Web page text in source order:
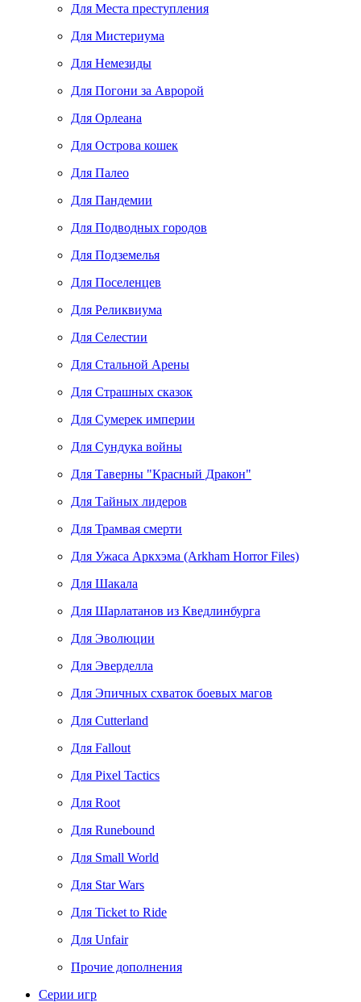
Для Места преступления
Для Мистериума
Для Немезиды
Для Погони за Авророй
Для Орлеана
Для Острова кошек
Для Палео
Для Пандемии
Для Подводных городов
Для Подземелья
Для Поселенцев
Для Реликвиума
Для Селестии
Для Стальной Арены
Для Страшных сказок
Для Сумерек империи
Для Сундука войны
Для Таверны "Красный Дракон"
Для Тайных лидеров
Для Трамвая смерти
Для Ужаса Аркхэма (Arkham Horror Files)
Для Шакала
Для Шарлатанов из Кведлинбурга
Для Эволюции
Для Эверделла
Для Эпичных схваток боевых магов
Для Cutterland
Для Fallout
Для Pixel Tactics
Для Root
Для Runebound
Для Small World
Для Star Wars
Для Ticket to Ride
Для Unfair
Прочие дополнения
Серии игр